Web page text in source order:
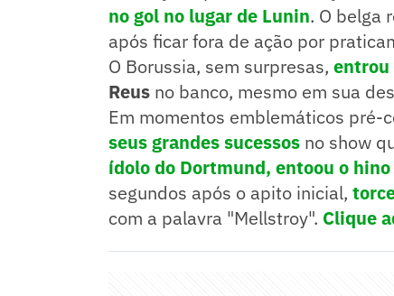
no gol no lugar de Lunin. O belga
após ficar fora de ação por
O Borussia, sem surpresas, entrou
Reus no banco, mesmo em sua
Em momentos emblemáticos pré-
seus grandes sucessos no show
ídolo do Dortmund, entoou o
segundos após o apito inicial,
com a palavra "Mellstroy". Clique